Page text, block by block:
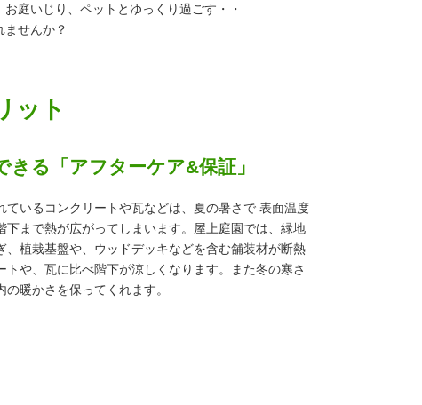
庭いじり、ペットとゆっくり過ごす・・
せんか？
ット
きる「アフターケア&保証」
ているコンクリートや瓦などは、夏の暑さで 表面温度
下まで熱が広がってしまいます。屋上庭園では、緑地
、植栽基盤や、ウッドデッキなどを含む舗装材が断熱
トや、瓦に比べ階下が涼しくなります。また冬の寒さ
暖かさを保ってくれます。